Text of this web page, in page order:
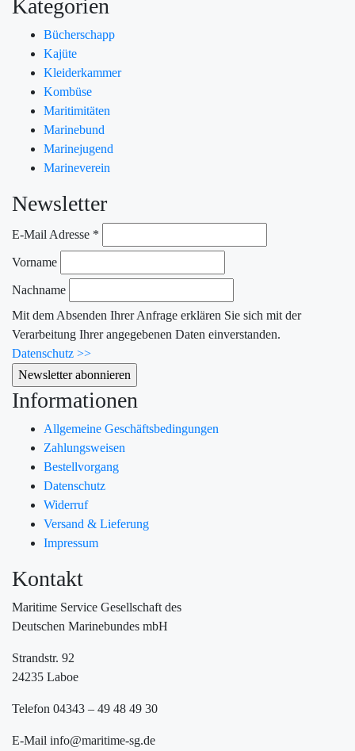
Kategorien
Bücherschapp
Kajüte
Kleiderkammer
Kombüse
Maritimitäten
Marinebund
Marinejugend
Marineverein
Newsletter
E-Mail Adresse *
Vorname
Nachname
Mit dem Absenden Ihrer Anfrage erklären Sie sich mit der
Verarbeitung Ihrer angegebenen Daten einverstanden.
Datenschutz >>
Informationen
Allgemeine Geschäftsbedingungen
Zahlungsweisen
Bestellvorgang
Datenschutz
Widerruf
Versand & Lieferung
Impressum
Kontakt
Maritime Service Gesellschaft des
Deutschen Marinebundes mbH
Strandstr. 92
24235 Laboe
Telefon 04343 – 49 48 49 30
E-Mail info@maritime-sg.de